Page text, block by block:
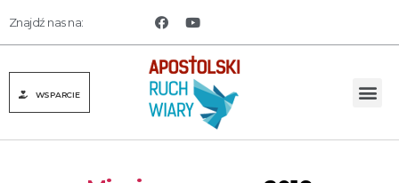
Znajdź nas na:
WSPARCIE